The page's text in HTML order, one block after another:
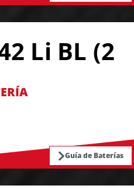
Li BL (2
Guía de Baterías